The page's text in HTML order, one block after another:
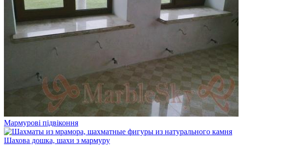
Мармурові підвіконня
Шахова дошка, шахи з мармуру